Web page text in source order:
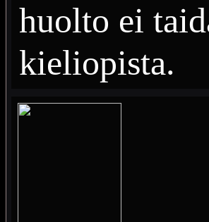
huolto ei
kieliopista.